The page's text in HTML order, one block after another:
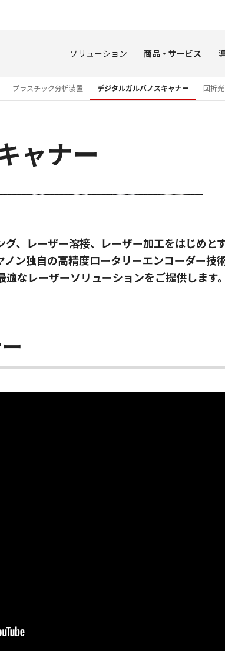
ソリューション 商品・サービス
プラスチック分析装置 デジタルガルバノスキャナー 回折
ャナー
、レーザー溶接、レーザー加工をはじめと
ン独自の高精度ロータリーエンコーダー技
なレーザーソリューションをご提供します